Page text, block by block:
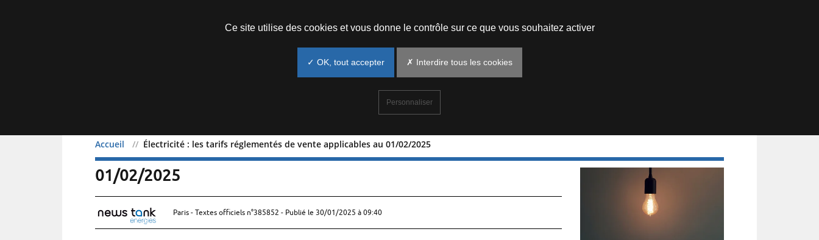
Accueil Électricité : les tarifs réglementés de vente applicables au 01/02/2025
Électricité : les tarifs réglementés de vente applicables au
01/02/2025
Paris - Textes officiels n°385852 - Publié le 30/01/2025 à 09:40
Ce site utilise des cookies et vous donne le contrôle sur ce que vous souhaitez activer
✓ OK, tout accepter ✗ Interdire tous les cookies
Personnaliser